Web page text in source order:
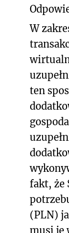
W
ten
fakt, że
(PLN)
musi je